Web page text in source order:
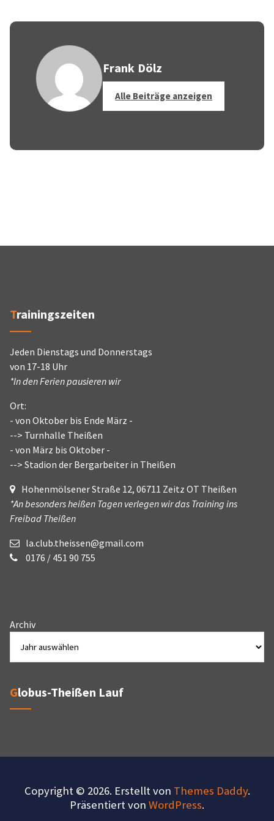
Frank Dölz
Alle Beiträge anzeigen
Trainingszeiten
Jeden Dienstags und Donnerstags
von 17-18 Uhr
*In den Ferien pausieren wir
Ort:
- von Oktober bis Ende März -
--> Turnhalle Theißen
- von März bis Oktober -
--> Stadion der Bergarbeiter in Theißen
Hohenmölsener Straße 12, 06711 Zeitz OT Theißen
*An besonders heißen Tagen verlegen wir das Training ins
Freibad Theißen
la.club.theissen@gmail.com
0176 / 451 90 755
Archiv
Globus-Theißen Lauf
Copyright © 2026. Erstellt von Themes Daddy.
Präsentiert von WordPress.